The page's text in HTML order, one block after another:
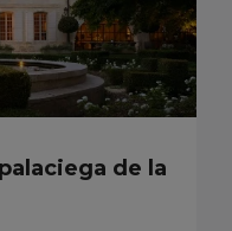
de la